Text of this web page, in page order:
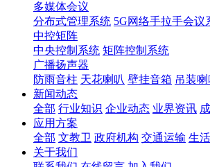
多媒体会议
分布式管理系统 5G网络手拉手会议
中控矩阵
中央控制系统 矩阵控制系统
广播扬声器
防雨音柱 天花喇叭 壁挂音箱 吊装喇
新闻动态
全部 行业知识 企业动态 业界资讯
应用方案
全部 文教卫 政府机构 交通运输 生
关于我们